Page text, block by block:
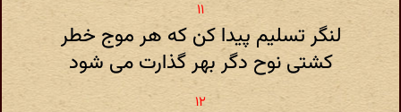
لنگر تسلیم پیدا کن که هر موج خطر
کشتی نوح دگر بهر گذارت می شود